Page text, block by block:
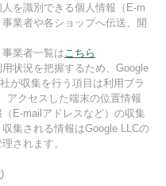
を識別できる個人情報（E-m
業者や各ショップへ伝送、開
業者一覧はこちら
状況を把握するため、Google
が収集を行う項目は利用ブラ
アクセスした端末の位置情報
E-mailアドレスなど）の収集
集される情報はGoogle LLCの
されます。
)